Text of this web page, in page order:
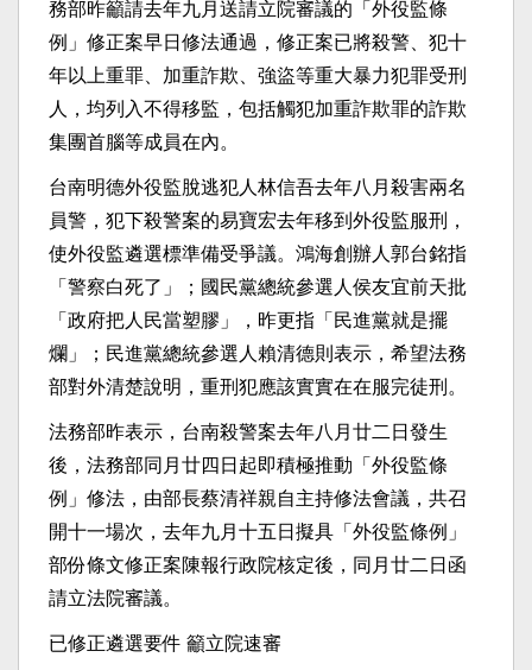
務部昨籲請去年九月送請立院審議的「外役監條
例」修正案早日修法通過，修正案已將殺警、犯十
年以上重罪、加重詐欺、強盜等重大暴力犯罪受刑
人，均列入不得移監，包括觸犯加重詐欺罪的詐欺
集團首腦等成員在內。
台南明德外役監脫逃犯人林信吾去年八月殺害兩名
員警，犯下殺警案的易寶宏去年移到外役監服刑，
使外役監遴選標準備受爭議。鴻海創辦人郭台銘指
「警察白死了」；國民黨總統參選人侯友宜前天批
「政府把人民當塑膠」，昨更指「民進黨就是擺
爛」；民進黨總統參選人賴清德則表示，希望法務
部對外清楚說明，重刑犯應該實實在在服完徒刑。
法務部昨表示，台南殺警案去年八月廿二日發生
後，法務部同月廿四日起即積極推動「外役監條
例」修法，由部長蔡清祥親自主持修法會議，共召
開十一場次，去年九月十五日擬具「外役監條例」
部份條文修正案陳報行政院核定後，同月廿二日函
請立法院審議。
已修正遴選要件 籲立院速審